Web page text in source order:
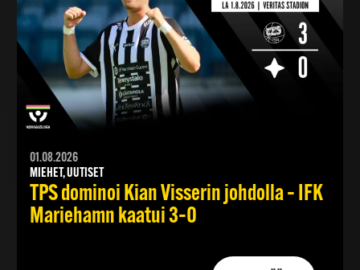
01.08.2026
MIEHET, UUTISET
TPS dominoi Kian Visserin johdolla – IFK
Mariehamn kaatui 3–0